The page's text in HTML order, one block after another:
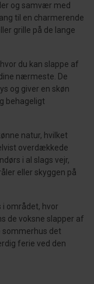
og samvær med
til en charmerende
grille på de lange
du kan slappe af
nærmeste. De
og giver en skøn
behageligt
natur, hvilket
overdækkede
i al slags vejr,
eller skyggen på
området, hvor
de voksne slapper af
sommerhus det
ferie ved den